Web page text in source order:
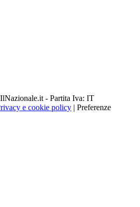
- Partita Iva: IT
e cookie policy | Preferenze